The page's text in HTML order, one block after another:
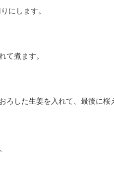
にします。
て煮ます。
ろした生姜を入れて、最後に桜